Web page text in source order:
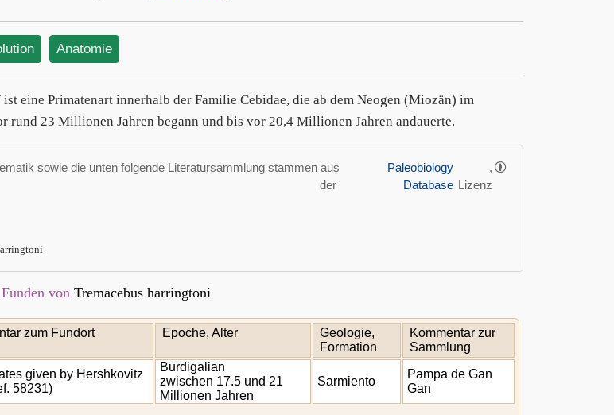
Anatomie
ist eine Primatenart innerhalb der Familie Cebidae, die ab dem Neogen (Miozän) im
rund 23 Millionen Jahren begann und bis vor 20,4 Millionen Jahren andauerte.
sowie die unten folgende Literatursammlung stammen aus
der
Paleobiology
Database
,
Lizenz
von Tremacebus harringtoni
zum Fundort Epoche, Alter
Geologie,
Formation
Kommentar zur
Sammlung
given by Hershkovitz
58231)
Burdigalian
zwischen 17.5 und 21
Millionen Jahren
Sarmiento
Pampa de Gan
Gan